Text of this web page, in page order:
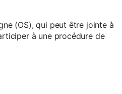
(OS), qui peut être jointe à
à une procédure de